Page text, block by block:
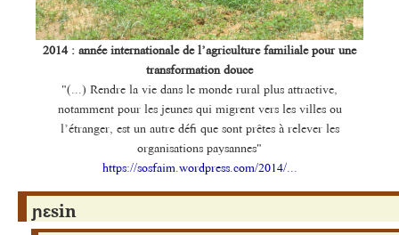
2014 : année internationale de l’agriculture familiale pour une
transformation douce
"(...) Rendre la vie dans le monde rural plus attractive,
notamment pour les jeunes qui migrent vers les villes ou
l’étranger, est un autre défi que sont prêtes à relever les
organisations paysannes"
https://sosfaim.wordpress.com/2014/...
ɲɛsin